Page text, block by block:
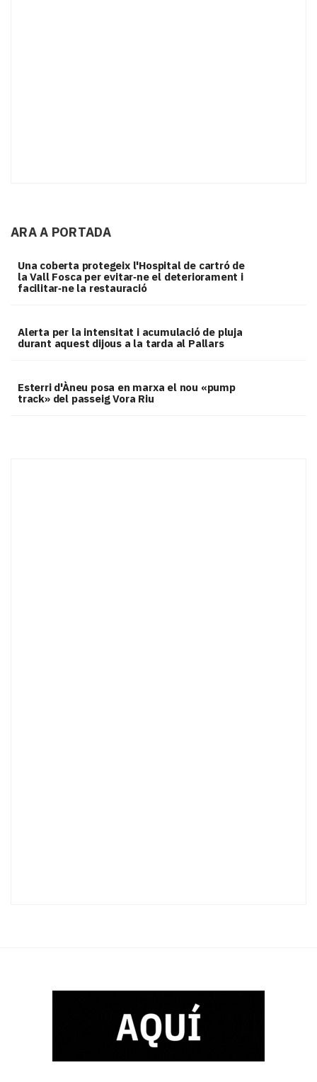
ARA A PORTADA
Una coberta protegeix l'Hospital de cartró de
la Vall Fosca per evitar‑ne el deteriorament i
facilitar‑ne la restauració
Alerta per la intensitat i acumulació de pluja
durant aquest dijous a la tarda al Pallars
Esterri d'Àneu posa en marxa el nou «pump
track» del passeig Vora Riu